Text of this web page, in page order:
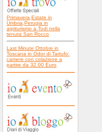
Primavera,Estate in
Umbria,Perugia in
agriturismo a Todi nella
tenuta San Rocco
Last Minute Ottobre in
Toscana in Odor di Tartufo:
camere con colazione a
partire da 32.00 Euro